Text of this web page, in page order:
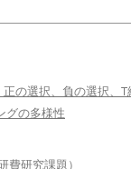
の選択、負の選択、T
グの多様性
費研究課題）